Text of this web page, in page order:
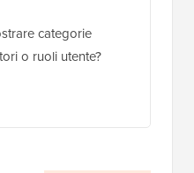
categorie
o ruoli utente?